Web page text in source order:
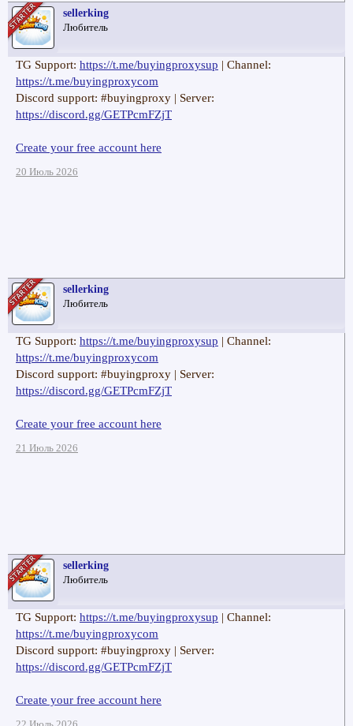
sellerking
Любитель
TG Support: https://t.me/buyingproxysup | Channel:
https://t.me/buyingproxycom
Discord support: #buyingproxy | Server:
https://discord.gg/GETPcmFZjT
Create your free account here
20 Июль 2026
sellerking
Любитель
TG Support: https://t.me/buyingproxysup | Channel:
https://t.me/buyingproxycom
Discord support: #buyingproxy | Server:
https://discord.gg/GETPcmFZjT
Create your free account here
21 Июль 2026
sellerking
Любитель
TG Support: https://t.me/buyingproxysup | Channel:
https://t.me/buyingproxycom
Discord support: #buyingproxy | Server:
https://discord.gg/GETPcmFZjT
Create your free account here